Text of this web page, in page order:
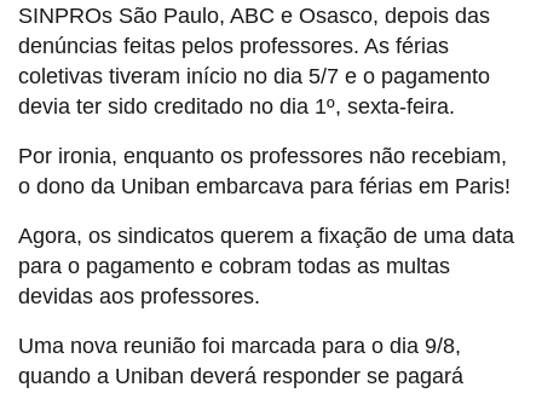
SINPROs São Paulo, ABC e Osasco, depois das
denúncias feitas pelos professores. As férias
coletivas tiveram início no dia 5/7 e o pagamento
devia ter sido creditado no dia 1º, sexta-feira.
Por ironia, enquanto os professores não recebiam,
o dono da Uniban embarcava para férias em Paris!
Agora, os sindicatos querem a fixação de uma data
para o pagamento e cobram todas as multas
devidas aos professores.
Uma nova reunião foi marcada para o dia 9/8,
quando a Uniban deverá responder se pagará